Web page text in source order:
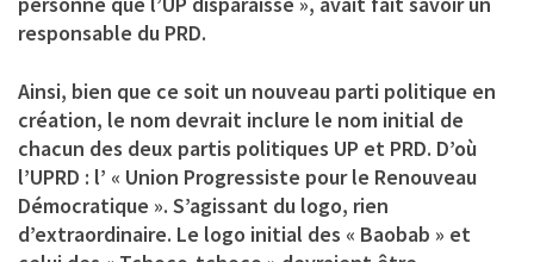
responsable du PRD.
Ainsi, bien que ce soit un nouveau parti politique en
création, le nom devrait inclure le nom initial de
chacun des deux partis politiques UP et PRD. D’où
l’UPRD : l’ « Union Progressiste pour le Renouveau
Démocratique ». S’agissant du logo, rien
d’extraordinaire. Le logo initial des « Baobab » et